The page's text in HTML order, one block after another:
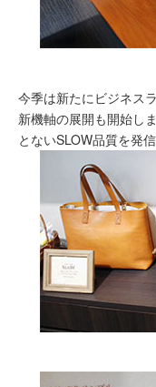
今季は新たにビジネス
新機軸の展開も開始し
とないSLOW品質を発